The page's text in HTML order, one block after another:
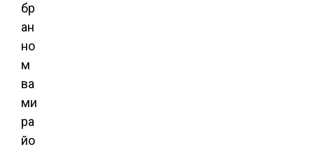
бр
ан
но
м
ва
ми
ра
йо